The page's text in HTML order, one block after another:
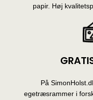
papir. Høj
På
egetræsrammer i